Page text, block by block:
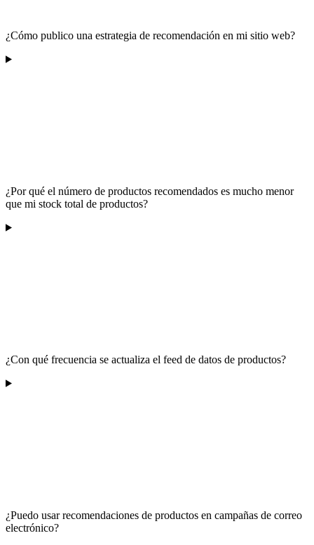
¿Cómo publico una estrategia de recomendación en mi sitio web?
¿Por qué el número de productos recomendados es mucho menor
que mi stock total de productos?
¿Con qué frecuencia se actualiza el feed de datos de productos?
¿Puedo usar recomendaciones de productos en campañas de correo
electrónico?